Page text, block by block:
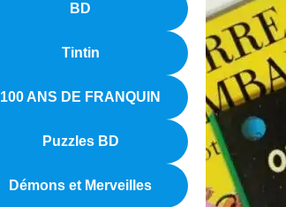
BD
Tintin
100 ANS DE FRANQUIN
Puzzles BD
Démons et Merveilles